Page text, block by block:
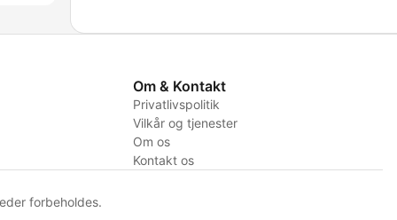
Om & Kontakt
Privatlivspolitik
Vilkår og tjenester
Om os
Kontakt os
forbeholdes.